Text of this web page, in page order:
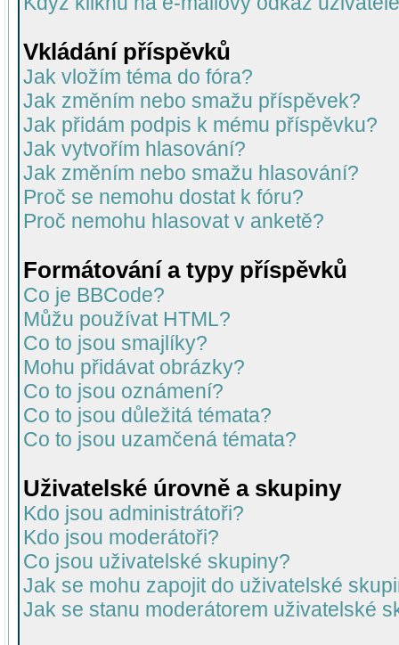
Vkládání příspěvků
Jak vložím téma do fóra?
Jak změním nebo smažu příspěvek?
Jak přidám podpis k mému příspěvku?
Jak vytvořím hlasování?
Jak změním nebo smažu hlasování?
Proč se nemohu dostat k fóru?
Proč nemohu hlasovat v anketě?
Formátování a typy příspěvků
Co je BBCode?
Můžu používat HTML?
Co to jsou smajlíky?
Mohu přidávat obrázky?
Co to jsou oznámení?
Co to jsou důležitá témata?
Co to jsou uzamčená témata?
Uživatelské úrovně a skupiny
Kdo jsou administrátoři?
Kdo jsou moderátoři?
Co jsou uživatelské skupiny?
Jak se mohu zapojit do uživatelské
Jak se stanu moderátorem uživatelské